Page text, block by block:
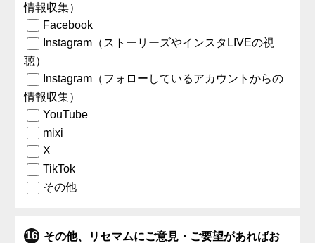
情報収集）
Facebook
Instagram（ストーリーズやインスタLIVEの視
聴）
Instagram（フォローしているアカウントからの
情報収集）
YouTube
mixi
X
TikTok
その他
その他、リセマムにご意見・ご要望があればお